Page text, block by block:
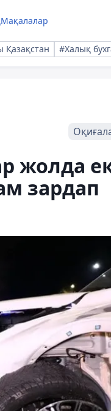
Мақалалар
#Халық
жолда
зардап